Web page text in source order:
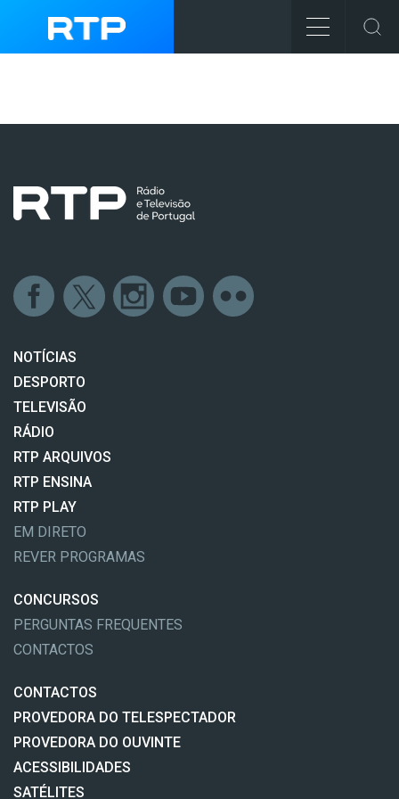
NOTÍCIAS
DESPORTO
TELEVISÃO
RÁDIO
RTP ARQUIVOS
RTP ENSINA
RTP PLAY
EM DIRETO
REVER PROGRAMAS
CONCURSOS
PERGUNTAS FREQUENTES
CONTACTOS
CONTACTOS
PROVEDORA DO TELESPECTADOR
PROVEDORA DO OUVINTE
ACESSIBILIDADES
SATÉLITES